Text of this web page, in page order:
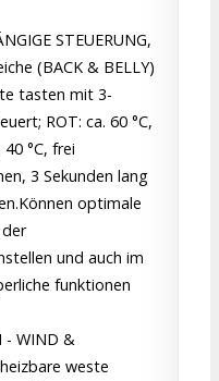
STEUERUNG,
(BACK & BELLY)
tasten mit 3-
ROT: ca. 60 °C,
40 °C, frei
3 Sekunden lang
optimale
und auch im
funktionen
- WIND &
weste